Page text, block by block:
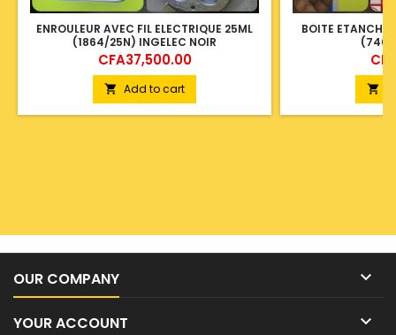
ENROULEUR AVEC FIL ELECTRIQUE 25ML
(1864/25N) INGELEC NOIR
Price
CFA37,500.00
 Add to cart
BOITE ETANCHE

OUR COMPANY 
YOUR ACCOUNT 